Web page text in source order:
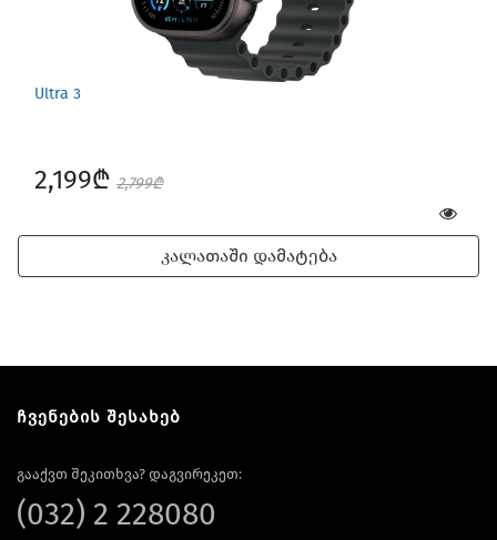
Ultra 3
2,199₾ 2,799₾
კალათაში დამატება
ჩვენების შესახებ
გააქვთ შეკითხვა? დაგვირეკეთ:
(032) 2 228080